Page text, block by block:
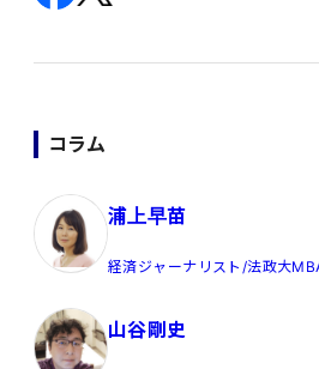
コラム
浦上早苗
経済ジャーナリスト/法政大
山谷剛史